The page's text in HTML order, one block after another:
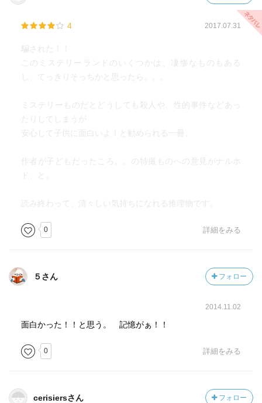
4 2017.07.31
騙された！！
このミステリーランドのいくつかは、凄惨なものもある
し、てっきりそっちかと思ったら。。。
ミステリーものだとどうしても殺人や、性的事件などあっ
たりしてしまうが
安心して子供に面白いよ！と勧められる一冊。
作者が子どもだったころ。。の特撮ものへの意見がナルホ
ド、と。
読み終わって、清々しい気持ちになれる推理物です。
0 詳細をみる
５さん フォロー
2014.11.02
面白かった！！と思う。 記憶がぁ！！
0 詳細をみる
cerisiersさん フォロー